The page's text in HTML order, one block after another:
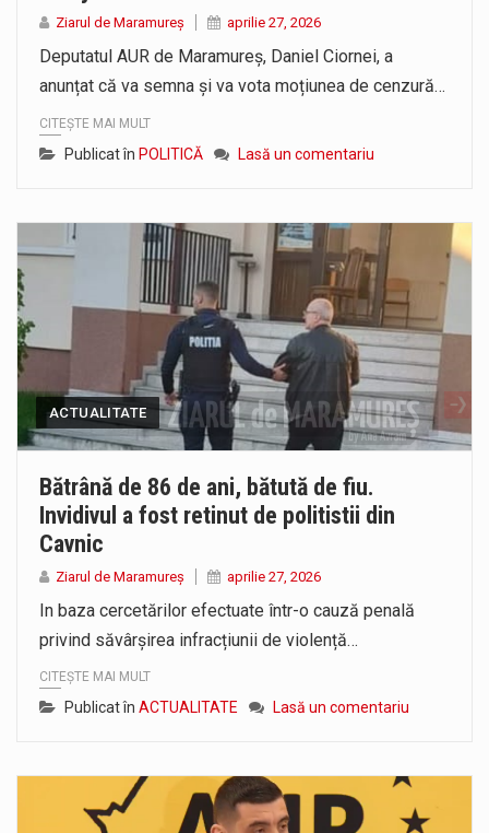
Ziarul de Maramureș aprilie 27, 2026
Deputatul AUR de Maramureș, Daniel Ciornei, a
anunțat că va semna și va vota moțiunea de cenzură…
CITEȘTE MAI MULT
Publicat în POLITICĂ Lasă un comentariu
ACTUALITATE
Bătrână de 86 de ani, bătută de fiu.
Invidivul a fost retinut de politistii din
Cavnic
Ziarul de Maramureș aprilie 27, 2026
In baza cercetărilor efectuate într-o cauză penală
privind săvârșirea infracțiunii de violență…
CITEȘTE MAI MULT
Publicat în ACTUALITATE Lasă un comentariu